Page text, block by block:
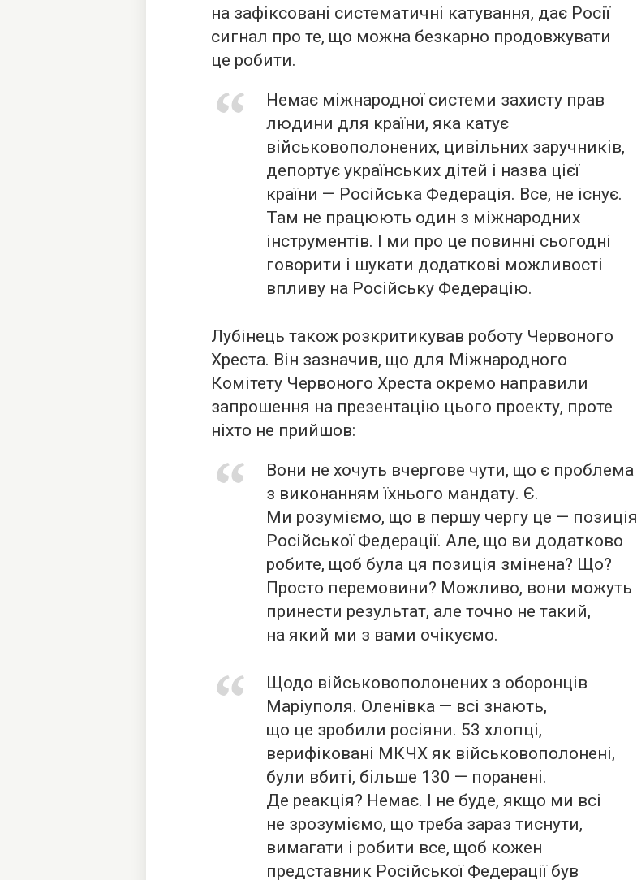
на зафіксовані систематичні катування, дає Росії
сигнал про те, що можна безкарно продовжувати
це робити.
Немає міжнародної системи захисту прав
людини для країни, яка катує
військовополонених, цивільних заручників,
депортує українських дітей і назва цієї
країни — Російська Федерація. Все, не існує.
Там не працюють один з міжнародних
інструментів. І ми про це повинні сьогодні
говорити і шукати додаткові можливості
впливу на Російську Федерацію.
Лубінець також розкритикував роботу Червоного
Хреста. Він зазначив, що для Міжнародного
Комітету Червоного Хреста окремо направили
запрошення на презентацію цього проекту, проте
ніхто не прийшов:
Вони не хочуть вчергове чути, що є проблема
з виконанням їхнього мандату. Є.
Ми розуміємо, що в першу чергу це — позиція
Російської Федерації. Але, що ви додатково
робите, щоб була ця позиція змінена? Що?
Просто перемовини? Можливо, вони можуть
принести результат, але точно не такий,
на який ми з вами очікуємо.
Щодо військовополонених з оборонців
Маріуполя. Оленівка — всі знають,
що це зробили росіяни. 53 хлопці,
верифіковані МКЧХ як військовополонені,
були вбиті, більше 130 — поранені.
Де реакція? Немає. І не буде, якщо ми всі
не зрозуміємо, що треба зараз тиснути,
вимагати і робити все, щоб кожен
представник Російської Федерації був